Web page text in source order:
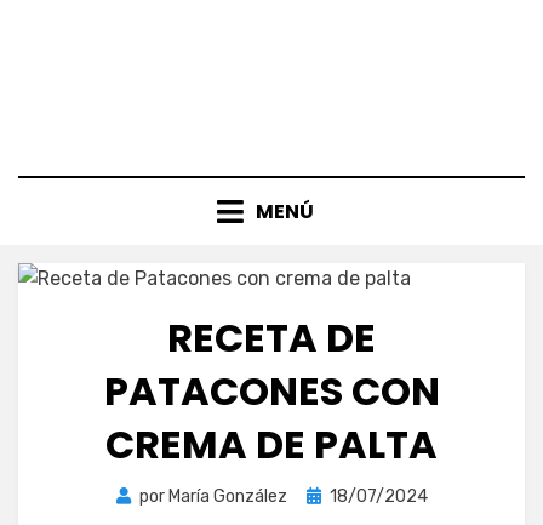
MENÚ
RECETA DE
PATACONES CON
CREMA DE PALTA
por María González
Publicada
18/07/2024